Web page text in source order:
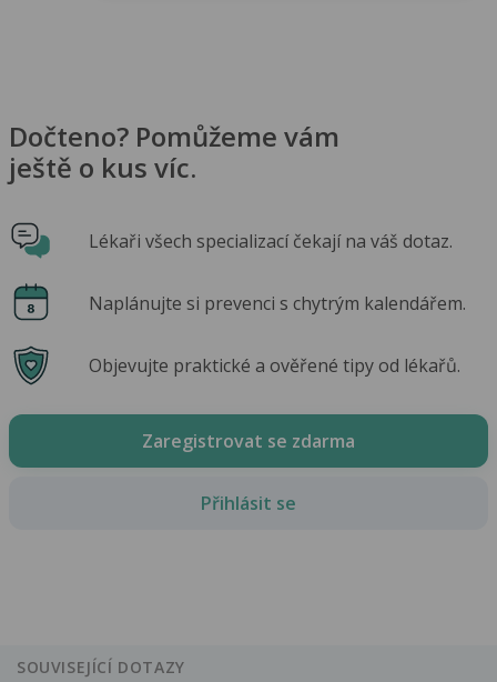
Dočteno? Pomůžeme vám
ještě o kus víc.
Lékaři všech specializací čekají na váš dotaz.
Naplánujte si prevenci s chytrým kalendářem.
Objevujte praktické a ověřené tipy od lékařů.
Zaregistrovat se zdarma
Přihlásit se
SOUVISEJÍCÍ DOTAZY